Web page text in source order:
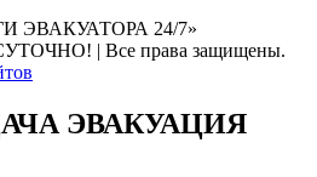
ЭВАКУАТОРА 24/7»
| Все права защищены.
ЭВАКУАЦИЯ